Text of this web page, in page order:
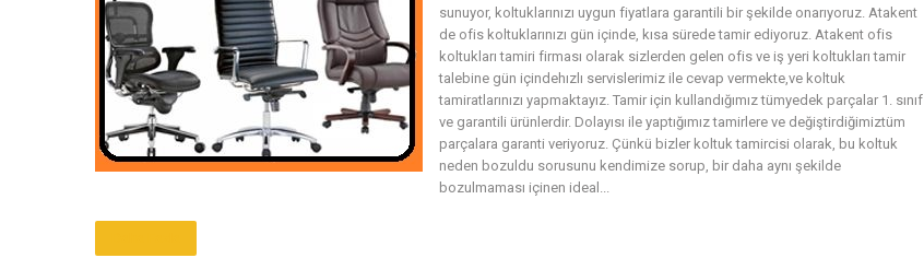
sunuyor, koltuklarınızı uygun fiyatlara garantili bir şekilde onarıyoruz. Atakent
de ofis koltuklarınızı gün içinde, kısa sürede tamir ediyoruz. Atakent ofis
koltukları tamiri firması olarak sizlerden gelen ofis ve iş yeri koltukları tamir
talebine gün içindehızlı servislerimiz ile cevap vermekte,ve koltuk
tamiratlarınızı yapmaktayız. Tamir için kullandığımız tümyedek parçalar 1. sınıf
ve garantili ürünlerdir. Dolayısı ile yaptığımız tamirlere ve değiştirdiğimiztüm
parçalara garanti veriyoruz. Çünkü bizler koltuk tamircisi olarak, bu koltuk
neden bozuldu sorusunu kendimize sorup, bir daha aynı şekilde
bozulmaması içinen ideal...